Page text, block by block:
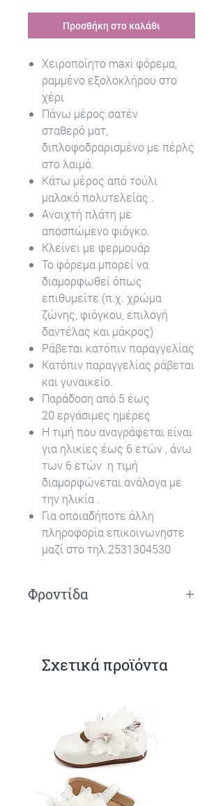
Προσθήκη στο καλάθι
Χειροποίητο maxi φόρεμα,
ραμμένο εξολοκλήρου στο
χέρι
Πάνω μέρος σατέν
σταθερό ματ,
διπλοφοδραρισμένο με πέρλς
στο λαιμό.
Κάτω μέρος από τούλι
μαλακό πολυτελείας .
Ανοιχτή πλάτη με
αποσπώμενο φιόγκο.
Κλείνει με φερμουάρ
Το φόρεμα μπορεί να
διαμορφωθεί όπως
επιθυμείτε (π.χ. χρώμα
ζώνης, φιόγκου, επιλογή
δαντέλας και μάκρος)
Ράβεται κατόπιν παραγγελίας
Κατόπιν παραγγελίας ράβεται
και γυναικείο.
Παράδοση από 5 έως
20 εργάσιμες ημέρες
Η τιμή που αναγράφεται είναι
για ηλικίες έως 6 ετών , άνω
των 6 ετών η τιμή
διαμορφώνεται ανάλογα με
την ηλικία .
Για οποιαδήποτε άλλη
πληροφορία επικοινωνηστε
μαζί στο τηλ.2531304530
Φροντίδα
Σχετικά προϊόντα